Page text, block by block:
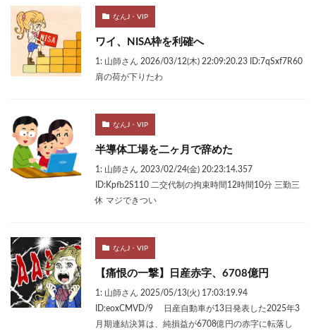
なんJ・VIP
ワイ、NISA枠を利確へ
1: 山師さん 2026/03/12(木) 22:09:20.23 ID:7qSxf7R60
肩の荷が下りたわ
なんJ・VIP
半導体工場を二ヶ月で辞めた
1: 山師さん 2023/02/24(金) 20:23:14.357
ID:Kpfb2S110 二交代制の拘束時間12時間10分 三勤三
休 マジできつい
なんJ・VIP
【痛恨の一撃】日産赤字、6708億円
1: 山師さん 2025/05/13(火) 17:03:19.94
ID:eoxCMVD/9 日産自動車が13日発表した2025年3
月期連結決算は、純損益が6708億円の赤字に転落し